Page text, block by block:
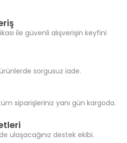
ile güvenli alışverişin keyfini
sorgusuz iade.
siparişleriniz yanı gün kargoda.
ulaşacağınız destek ekibi.